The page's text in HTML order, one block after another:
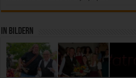
In Bildern